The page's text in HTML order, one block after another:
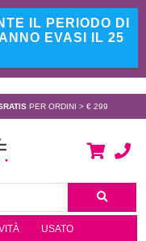
IL PERIODO DI
EVASI IL 25
PER ORDINI > € 299
USATO